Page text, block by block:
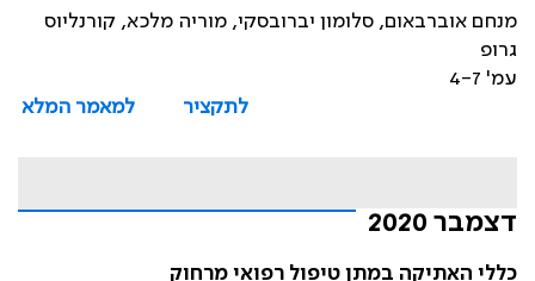
מנחם אוברבאום, סלומון יברובסקי, מוריה מלכא, קורנליוס
גרופ
עמ' 4-7
לתקציר
למאמר המלא
דצמבר 2020
כללי האתיקה במתן טיפול רפואי מרחוק